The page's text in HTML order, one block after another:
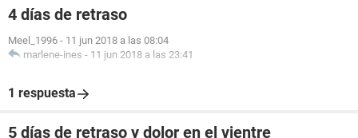
4 días de retraso
Meel_1996 - 11 jun 2018 a las 08:04
marlene-ines - 11 jun 2018 a las 23:41
1 respuesta
5 días de retraso y dolor en el vientre